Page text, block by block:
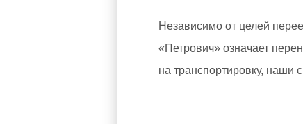
Независимо от целей
«Петрович» означает
на транспортировку, наши